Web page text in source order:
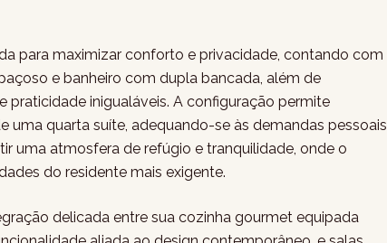
para maximizar conforto e privacidade, contando com
e banheiro com dupla bancada, além de
inigualáveis. A configuração permite
quarta suíte, adequando-se às demandas pessoais
uma atmosfera de refúgio e tranquilidade, onde o
do residente mais exigente.
delicada entre sua cozinha gourmet equipada